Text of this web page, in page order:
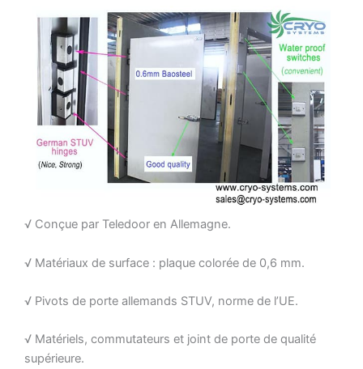
√ Conçue par Teledoor en Allemagne.
√ Matériaux de surface : plaque colorée de 0,6 mm.
√ Pivots de porte allemands STUV, norme de l’UE.
√ Matériels, commutateurs et joint de porte de qualité
supérieure.